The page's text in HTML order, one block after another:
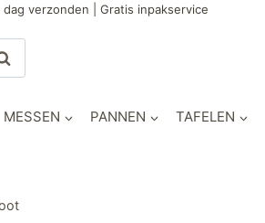
verzonden | Gratis inpakservice
MESSEN PANNEN TAFELEN